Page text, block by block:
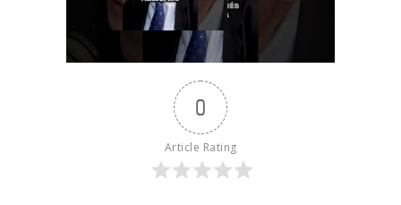
Français
relation de
0
Article Rating